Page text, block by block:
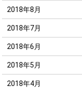
2018年8月
2018年7月
2018年6月
2018年5月
2018年4月